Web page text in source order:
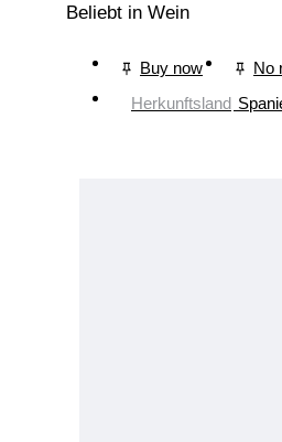
Beliebt in Wein
Buy now No
Herkunftsland